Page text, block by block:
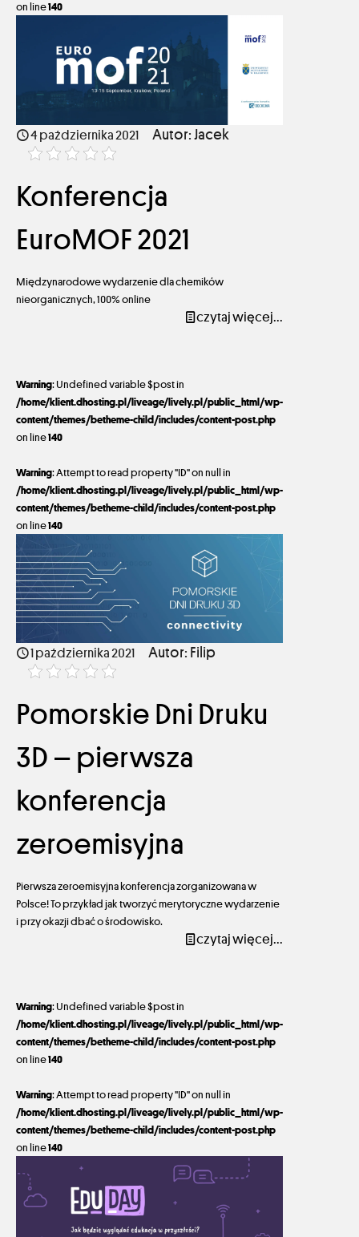
on line140
4 października 2021 Autor: Jacek
Konferencja
EuroMOF 2021
Międzynarodowe wydarzenie dla chemików
nieorganicznych, 100% online
czytaj więcej...
Warning: Undefined variable $post in
/home/klient.dhosting.pl/liveage/lively.pl/public_html/wp-
content/themes/betheme-child/includes/content-post.php
on line140
Warning: Attempt to read property "ID" on null in
/home/klient.dhosting.pl/liveage/lively.pl/public_html/wp-
content/themes/betheme-child/includes/content-post.php
on line140
1 października 2021
1 października 2021 Autor: Filip
Pomorskie Dni Druku
3D – pierwsza
konferencja
zeroemisyjna
Pierwsza zeroemisyjna konferencja zorganizowana w
Polsce! To przykład jak tworzyć merytoryczne wydarzenie
i przy okazji dbać o środowisko.
czytaj więcej...
Warning: Undefined variable $post in
/home/klient.dhosting.pl/liveage/lively.pl/public_html/wp-
content/themes/betheme-child/includes/content-post.php
on line140
Warning: Attempt to read property "ID" on null in
/home/klient.dhosting.pl/liveage/lively.pl/public_html/wp-
content/themes/betheme-child/includes/content-post.php
on line140
3 września 2021